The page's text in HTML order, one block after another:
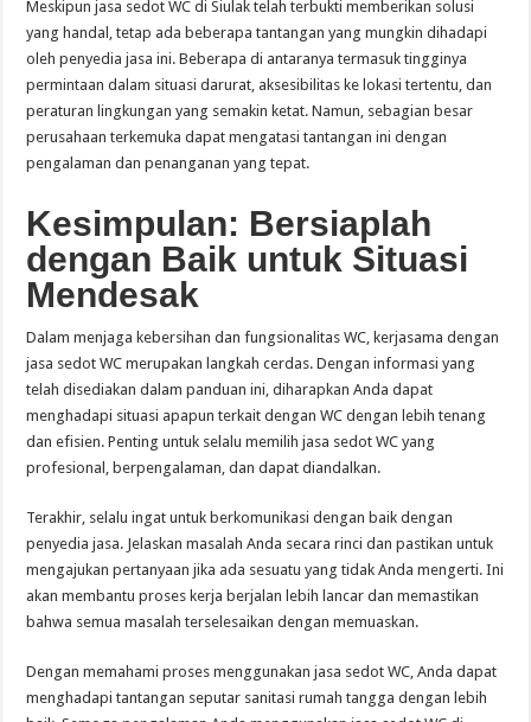
Meskipun jasa sedot WC di Siulak telah terbukti memberikan solusi
yang handal, tetap ada beberapa tantangan yang mungkin dihadapi
oleh penyedia jasa ini. Beberapa di antaranya termasuk tingginya
permintaan dalam situasi darurat, aksesibilitas ke lokasi tertentu, dan
peraturan lingkungan yang semakin ketat. Namun, sebagian besar
perusahaan terkemuka dapat mengatasi tantangan ini dengan
pengalaman dan penanganan yang tepat.
Kesimpulan: Bersiaplah
dengan Baik untuk Situasi
Mendesak
Dalam menjaga kebersihan dan fungsionalitas WC, kerjasama dengan
jasa sedot WC merupakan langkah cerdas. Dengan informasi yang
telah disediakan dalam panduan ini, diharapkan Anda dapat
menghadapi situasi apapun terkait dengan WC dengan lebih tenang
dan efisien. Penting untuk selalu memilih jasa sedot WC yang
profesional, berpengalaman, dan dapat diandalkan.
Terakhir, selalu ingat untuk berkomunikasi dengan baik dengan
penyedia jasa. Jelaskan masalah Anda secara rinci dan pastikan untuk
mengajukan pertanyaan jika ada sesuatu yang tidak Anda mengerti. Ini
akan membantu proses kerja berjalan lebih lancar dan memastikan
bahwa semua masalah terselesaikan dengan memuaskan.
Dengan memahami proses menggunakan jasa sedot WC, Anda dapat
menghadapi tantangan seputar sanitasi rumah tangga dengan lebih